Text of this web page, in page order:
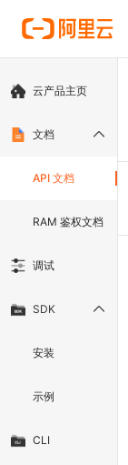
云产品主页
文档
API 文档
RAM 鉴权文档
调试
SDK
安装
示例
CLI